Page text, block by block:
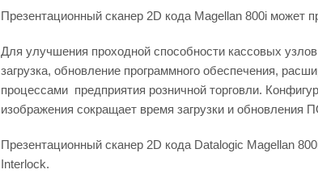
Презентационный сканер 2D кода Magellan 800i может
Для улучшения проходной способности кассовых
загрузка, обновление программного обеспечения,
процессами предприятия розничной торговли.
изображения сокращает время загрузки и обновления
Презентационный сканер 2D кода Datalogic Magellan
Interlock.